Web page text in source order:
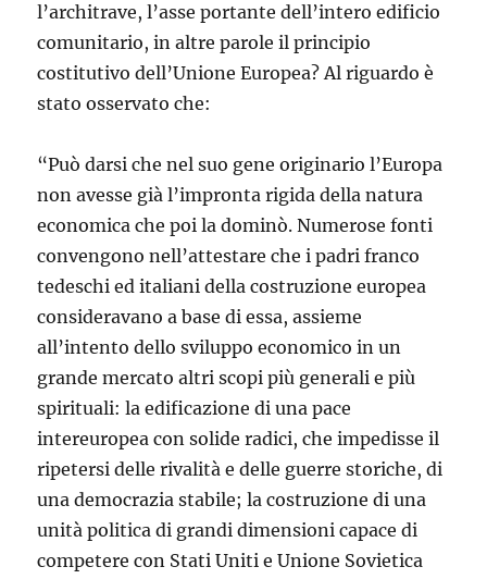
l’architrave, l’asse portante dell’intero edificio
comunitario, in altre parole il principio
costitutivo dell’Unione Europea? Al riguardo è
stato osservato che:
“Può darsi che nel suo gene originario l’Europa
non avesse già l’impronta rigida della natura
economica che poi la dominò. Numerose fonti
convengono nell’attestare che i padri franco
tedeschi ed italiani della costruzione europea
consideravano a base di essa, assieme
all’intento dello sviluppo economico in un
grande mercato altri scopi più generali e più
spirituali: la edificazione di una pace
intereuropea con solide radici, che impedisse il
ripetersi delle rivalità e delle guerre storiche, di
una democrazia stabile; la costruzione di una
unità politica di grandi dimensioni capace di
competere con Stati Uniti e Unione Sovietica